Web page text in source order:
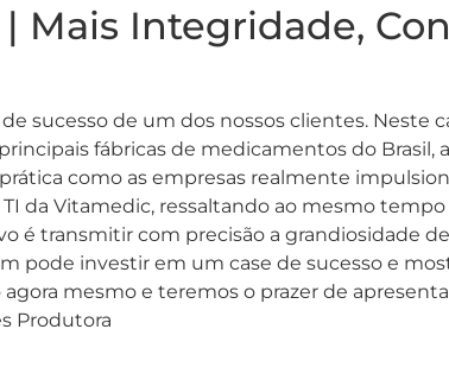
Mais Integridade,
sucesso de um dos nossos clientes. Neste
fábricas de medicamentos do
como as empresas realmente
da Vitamedic, ressaltando ao mesmo
é transmitir com precisão a grandiosidade
pode investir em um case de sucesso e
mesmo e teremos o prazer de
Produtora